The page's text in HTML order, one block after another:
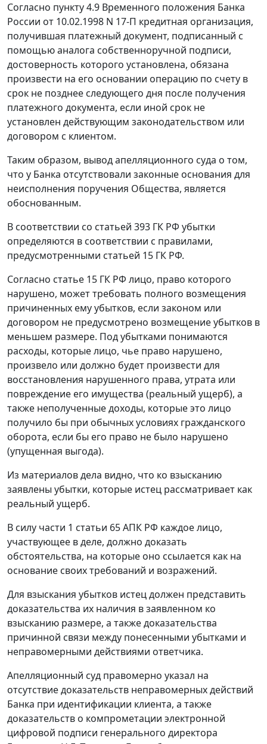
Согласно пункту 4.9 Временного положения Банка
России от 10.02.1998 N 17-П кредитная организация,
получившая платежный документ, подписанный с
помощью аналога собственноручной подписи,
достоверность которого установлена, обязана
произвести на его основании операцию по счету в
срок не позднее следующего дня после получения
платежного документа, если иной срок не
установлен действующим законодательством или
договором с клиентом.
Таким образом, вывод апелляционного суда о том,
что у Банка отсутствовали законные основания для
неисполнения поручения Общества, является
обоснованным.
В соответствии со статьей 393 ГК РФ убытки
определяются в соответствии с правилами,
предусмотренными статьей 15 ГК РФ.
Согласно статье 15 ГК РФ лицо, право которого
нарушено, может требовать полного возмещения
причиненных ему убытков, если законом или
договором не предусмотрено возмещение убытков в
меньшем размере. Под убытками понимаются
расходы, которые лицо, чье право нарушено,
произвело или должно будет произвести для
восстановления нарушенного права, утрата или
повреждение его имущества (реальный ущерб), а
также неполученные доходы, которые это лицо
получило бы при обычных условиях гражданского
оборота, если бы его право не было нарушено
(упущенная выгода).
Из материалов дела видно, что ко взысканию
заявлены убытки, которые истец рассматривает как
реальный ущерб.
В силу части 1 статьи 65АПК РФ каждое лицо,
участвующее в деле, должно доказать
обстоятельства, на которые оно ссылается как на
основание своих требований и возражений.
Для взыскания убытков истец должен представить
доказательства их наличия в заявленном ко
взысканию размере, а также доказательства
причинной связи между понесенными убытками и
неправомерными действиями ответчика.
Апелляционный суд правомерно указал на
отсутствие доказательств неправомерных действий
Банка при идентификации клиента, а также
доказательств о компрометации электронной
цифровой подписи генерального директора